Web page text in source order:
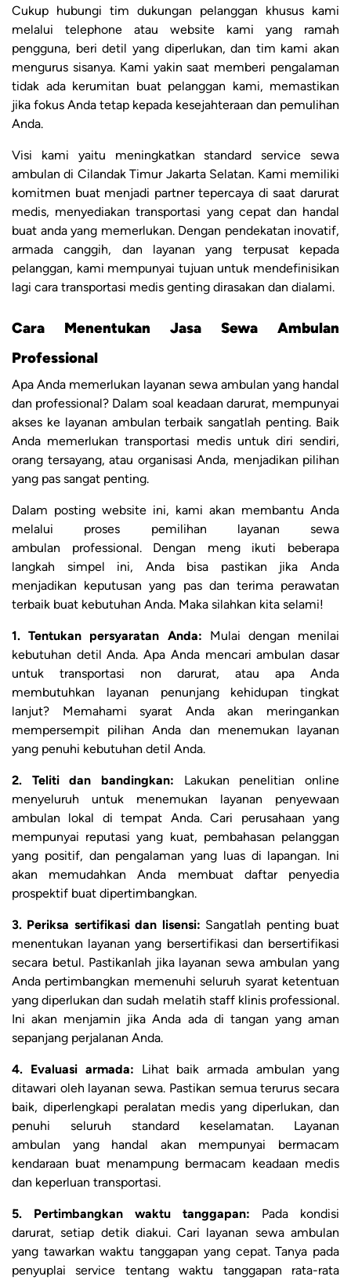
Cukup hubungi tim dukungan pelanggan khusus kami
melalui telephone atau website kami yang ramah
pengguna, beri detil yang diperlukan, dan tim kami akan
mengurus sisanya. Kami yakin saat memberi pengalaman
tidak ada kerumitan buat pelanggan kami, memastikan
jika fokus Anda tetap kepada kesejahteraan dan pemulihan
Anda.
Visi kami yaitu meningkatkan standard service sewa
ambulan di Cilandak Timur Jakarta Selatan. Kami memiliki
komitmen buat menjadi partner tepercaya di saat darurat
medis, menyediakan transportasi yang cepat dan handal
buat anda yang memerlukan. Dengan pendekatan inovatif,
armada canggih, dan layanan yang terpusat kepada
pelanggan, kami mempunyai tujuan untuk mendefinisikan
lagi cara transportasi medis genting dirasakan dan dialami.
Cara Menentukan Jasa Sewa Ambulan
Professional
Apa Anda memerlukan layanan sewa ambulan yang handal
dan professional? Dalam soal keadaan darurat, mempunyai
akses ke layanan ambulan terbaik sangatlah penting. Baik
Anda memerlukan transportasi medis untuk diri sendiri,
orang tersayang, atau organisasi Anda, menjadikan pilihan
yang pas sangat penting.
Dalam posting website ini, kami akan membantu Anda
melalui proses pemilihan layanan sewa
ambulan professional. Dengan meng ikuti beberapa
langkah simpel ini, Anda bisa pastikan jika Anda
menjadikan keputusan yang pas dan terima perawatan
terbaik buat kebutuhan Anda. Maka silahkan kita selami!
1. Tentukan persyaratan Anda: Mulai dengan menilai
kebutuhan detil Anda. Apa Anda mencari ambulan dasar
untuk transportasi non darurat, atau apa Anda
membutuhkan layanan penunjang kehidupan tingkat
lanjut? Memahami syarat Anda akan meringankan
mempersempit pilihan Anda dan menemukan layanan
yang penuhi kebutuhan detil Anda.
2. Teliti dan bandingkan: Lakukan penelitian online
menyeluruh untuk menemukan layanan penyewaan
ambulan lokal di tempat Anda. Cari perusahaan yang
mempunyai reputasi yang kuat, pembahasan pelanggan
yang positif, dan pengalaman yang luas di lapangan. Ini
akan memudahkan Anda membuat daftar penyedia
prospektif buat dipertimbangkan.
3. Periksa sertifikasi dan lisensi: Sangatlah penting buat
menentukan layanan yang bersertifikasi dan bersertifikasi
secara betul. Pastikanlah jika layanan sewa ambulan yang
Anda pertimbangkan memenuhi seluruh syarat ketentuan
yang diperlukan dan sudah melatih staff klinis professional.
Ini akan menjamin jika Anda ada di tangan yang aman
sepanjang perjalanan Anda.
4. Evaluasi armada: Lihat baik armada ambulan yang
ditawari oleh layanan sewa. Pastikan semua terurus secara
baik, diperlengkapi peralatan medis yang diperlukan, dan
penuhi seluruh standard keselamatan. Layanan
ambulan yang handal akan mempunyai bermacam
kendaraan buat menampung bermacam keadaan medis
dan keperluan transportasi.
5. Pertimbangkan waktu tanggapan: Pada kondisi
darurat, setiap detik diakui. Cari layanan sewa ambulan
yang tawarkan waktu tanggapan yang cepat. Tanya pada
penyuplai service tentang waktu tanggapan rata-rata